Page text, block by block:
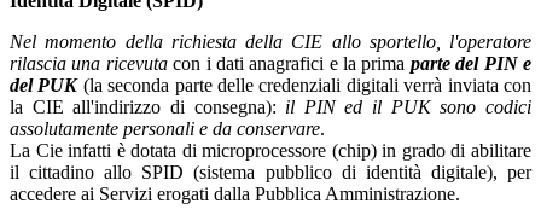
Nel momento della richiesta della CIE allo sportello, l'operatore
rilascia una ricevutacon i dati anagrafici e la prima parte del PIN e
del PUK(la seconda parte delle credenziali digitali verrà inviata con
la CIE all'indirizzo di consegna): il PIN ed il PUK sono codici
assolutamente personali e da conservare.
La Cie infatti è dotata di microprocessore (chip) in grado di abilitare
il cittadino allo SPID (sistema pubblico di identità digitale), per
accedere ai Servizi erogati dalla Pubblica Amministrazione.